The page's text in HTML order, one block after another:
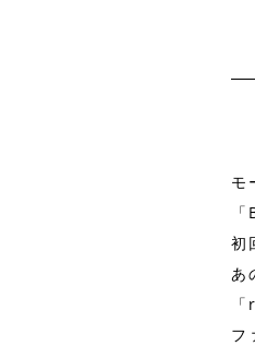
モ
初
あ
フ